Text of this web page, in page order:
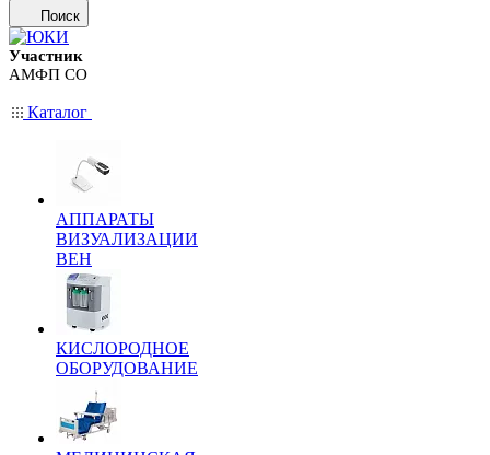
Поиск
Участник
АМФП СО
Каталог
АППАРАТЫ
ВИЗУАЛИЗАЦИИ
ВЕН
КИСЛОРОДНОЕ
ОБОРУДОВАНИЕ